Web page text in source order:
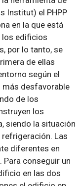
Institut) el PHPP
en la que está
los edificios
por lo tanto, se
de ellas
según el
más desfavorable
de los
los
siendo la situación
Las
diferentes en
Para conseguir un
en las dos